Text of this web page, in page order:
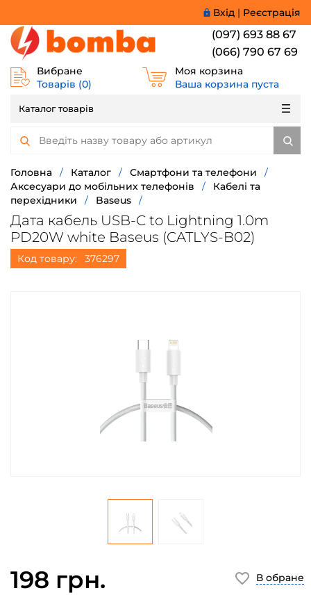
Вхід | Реєстрація
(097) 693 88 67
(066) 790 67 69
Вибране
Товарів (0)
Моя корзина
Ваша корзина пуста
Каталог товарів
Головна / Каталог / Смартфони та телефони
/
Аксесуари до мобільних телефонів
/
Кабелі та
перехідники
/ Baseus /
Дата кабель USB-C to Lightning 1.0m
PD20W white Baseus (CATLYS-B02)
Код товару: 376297
198 грн. В обране